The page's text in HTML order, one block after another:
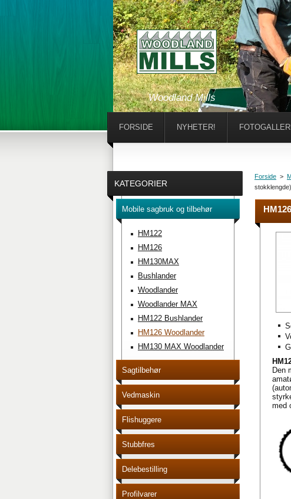
Woodland Mills
Forside >
stokklengde)
Den
med
KATEGORIER
Mobile sagbruk og tilbehør
HM122
HM126
HM130MAX
Bushlander
Woodlander
Woodlander MAX
HM122 Bushlander
HM126 Woodlander
HM130 MAX Woodlander
Sagtilbehør
Vedmaskin
Flishuggere
Stubbfres
Delebestilling
Profilvarer
FORSIDE NYHETER! FOTOGALLERI